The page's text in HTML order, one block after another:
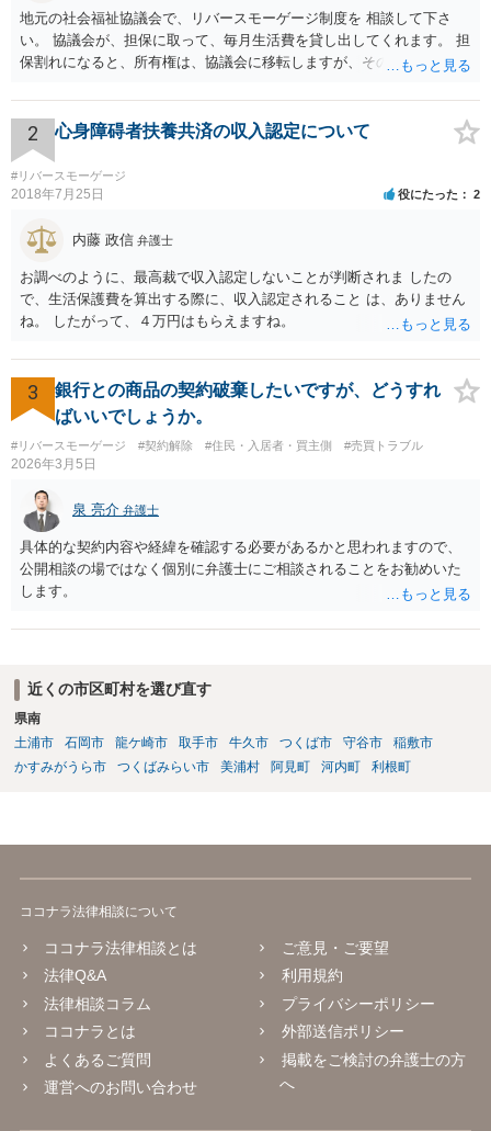
地元の社会福祉協議会で、リバースモーゲージ制度を 相談して下さ
い。 協議会が、担保に取って、毎月生活費を貸し出してくれます。 担
保割れになると、所有権は、協議会に移転しますが、その とき、生活
って居住できますね。
2 心身障碍者扶養共済の収入認定について
#リバースモーゲージ
2018年7月25日 役にたった 2
内藤 政信 弁護士
お調べのように、最高裁で収入認定しないことが判断されま したの
で、生活保護費を算出する際に、収入認定されること は、ありません
ね。 したがって、４万円はもらえますね。
3
銀行との商品の契約破棄したいですが、どうすれ
ばいいでしょうか。
#リバースモーゲージ #契約解除 #住民・入居者・買主側 #売買トラブル
2026年3月5日
泉 亮介 弁護士
具体的な契約内容や経緯を確認する必要があるかと思われますので、
公開相談の場ではなく個別に弁護士にご相談されることをお勧めいた
します。
近くの市区町村を選び直す
県南
土浦市
石岡市 龍ケ崎市 取手市 牛久市 つくば市 守谷市
稲敷市
かすみがうら市
つくばみらい市 美浦村 阿見町 河内町 利根町
ココナラ法律相談について
ココナラ法律相談とは
法律Q&A
法律相談コラム
ココナラとは
よくあるご質問
運営へのお問い合わせ
ご意見・ご要望
利用規約
プライバシーポリシー
外部送信ポリシー
掲載をご検討の弁護士の方
へ